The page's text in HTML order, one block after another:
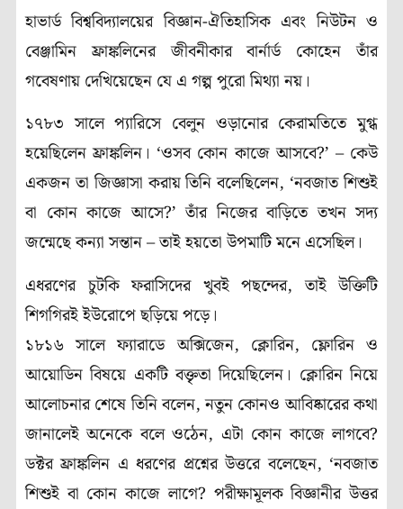
হাভার্ড বিশ্ববিদ্যালয়ের বিজ্ঞান-ঐতিহাসিক এবং নিউটন ও
বেঞ্জামিন ফ্রাঙ্কলিনের জীবনীকার বার্নার্ড কোহেন তাঁর
গবেষণায় দেখিয়েছেন যে এ গল্প পুরো মিথ্যা নয়।
১৭৮৩ সালে প্যারিসে বেলুন ওড়ানোর কেরামতিতে মুগ্ধ
হয়েছিলেন ফ্রাঙ্কলিন। ‘ওসব কোন কাজে আসবে?’ – কেউ
একজন তা জিজ্ঞাসা করায় তিনি বলেছিলেন, ‘নবজাত শিশুই
বা কোন কাজে আসে?’ তাঁর নিজের বাড়িতে তখন সদ্য
জন্মেছে কন্যা সন্তান – তাই হয়তো উপমাটি মনে এসেছিল।
এধরণের চুটকি ফরাসিদের খুবই পছন্দের, তাই উক্তিটি
শিগগিরই ইউরোপে ছড়িয়ে পড়ে।
১৮১৬ সালে ফ্যারাডে অক্সিজেন, ক্লোরিন, ফ্লোরিন ও
আয়োডিন বিষয়ে একটি বক্তৃতা দিয়েছিলেন। ক্লোরিন নিয়ে
আলোচনার শেষে তিনি বলেন, নতুন কোনও আবিষ্কারের কথা
জানালেই অনেকে বলে ওঠেন, এটা কোন কাজে লাগবে?
ডক্টর ফ্রাঙ্কলিন এ ধরণের প্রশ্নের উত্তরে বলেছেন, ‘নবজাত
শিশুই বা কোন কাজে লাগে? পরীক্ষামূলক বিজ্ঞানীর উত্তর